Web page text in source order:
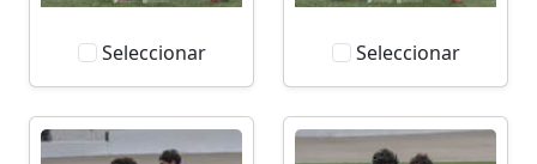
Seleccionar Seleccionar